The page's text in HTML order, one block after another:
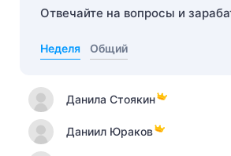
Отвечайте на вопросы и
Неделя Общий
Данила Стоякин
Даниил Юраков